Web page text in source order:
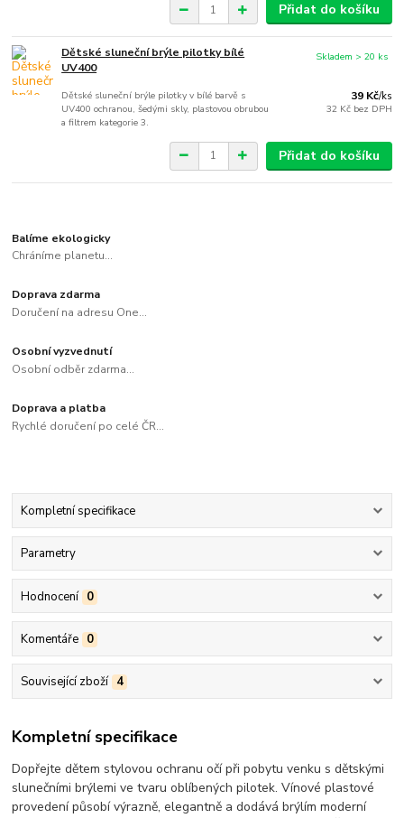
Přidat do košíku
Dětské sluneční brýle pilotky bílé
UV400
Dětské sluneční brýle pilotky v bílé barvě s
UV400 ochranou, šedými skly, plastovou obrubou
a filtrem kategorie 3.
39 Kč/ks
32 Kč bez DPH
Skladem > 20 ks
Přidat do košíku
Balíme ekologicky
Chráníme planetu...
Doprava zdarma
Doručení na adresu One...
Osobní vyzvednutí
Osobní odběr zdarma...
Doprava a platba
Rychlé doručení po celé ČR...
Kompletní specifikace
Parametry
Hodnocení 0
Komentáře 0
Související zboží 4
Kompletní specifikace
Dopřejte dětem stylovou ochranu očí při pobytu venku s dětskými
slunečními brýlemi ve tvaru oblíbených pilotek. Vínové plastové
provedení působí výrazně, elegantně a dodává brýlím moderní